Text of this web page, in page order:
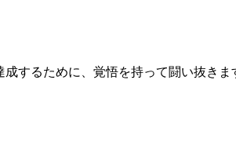
するために、覚悟を持って闘い抜きま